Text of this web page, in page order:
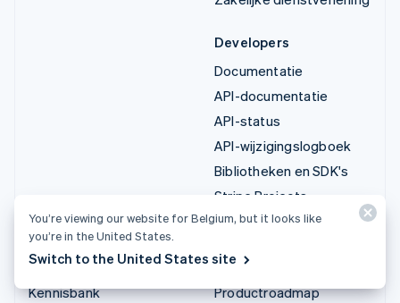
Developers
Documentatie
API-documentatie
API-status
API-wijzigingslogboek
Bibliotheken en SDK's
Stripe Projects
Blog voor developers
Informatie
Kennisbank
Bedrijf
Productroadmap
You’re viewing our website for Belgium, but it looks like
you’re in the United States.
Switch to the United States site